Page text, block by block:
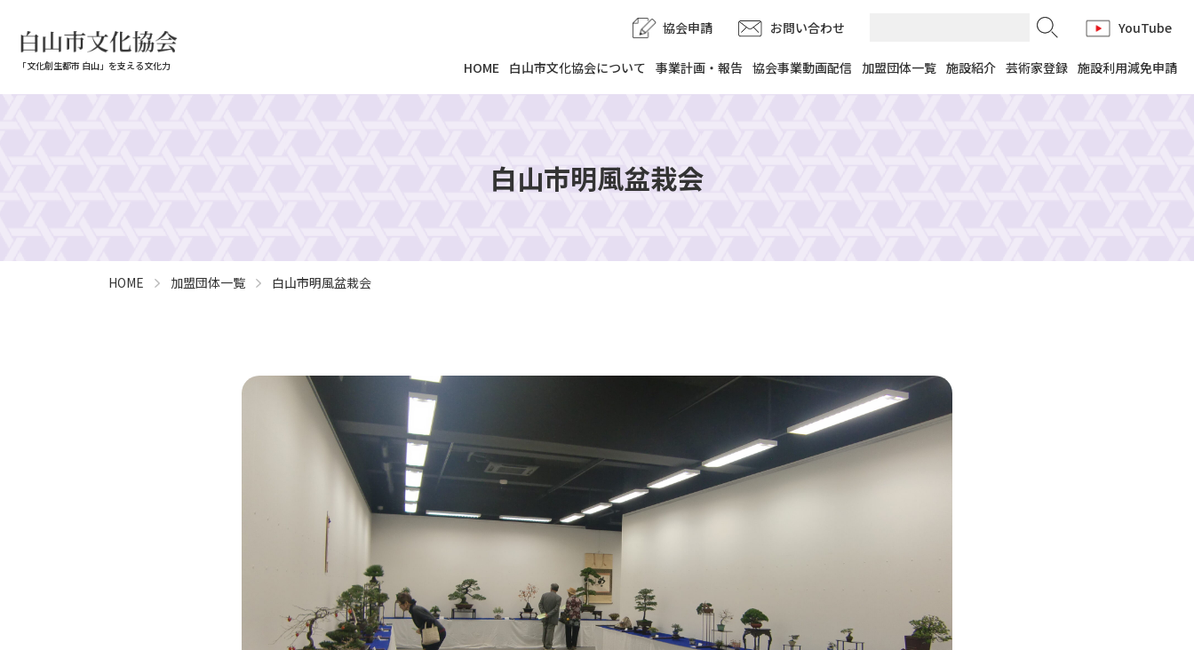
「文化創生都市 白山」を支える文化力
協会申請 お問い合わせ YouTube
HOME 白山市文化協会について 事業計画・報告 協会事業動画配信 加盟団体一覧 施設紹介 芸術家登録 施設利用減免申請
白山市明風盆栽会
HOME 加盟団体一覧 白山市明風盆栽会